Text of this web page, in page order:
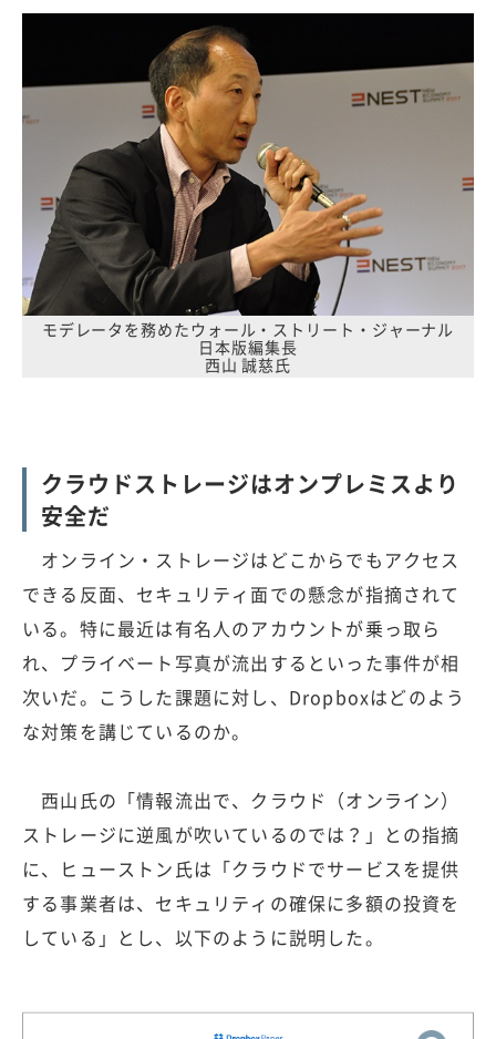
モデレータを務めたウォール・ストリート・ジャーナル
日本版編集長
西山 誠慈氏
クラウドストレージはオンプレミスより
安全だ
オンライン・ストレージはどこからでもアクセス
できる反面、セキュリティ面での懸念が指摘されて
いる。特に最近は有名人のアカウントが乗っ取ら
れ、プライベート写真が流出するといった事件が相
次いだ。こうした課題に対し、Dropboxはどのよう
な対策を講じているのか。
西山氏の「情報流出で、クラウド（オンライン）
ストレージに逆風が吹いているのでは？」との指摘
に、ヒューストン氏は「クラウドでサービスを提供
する事業者は、セキュリティの確保に多額の投資を
している」とし、以下のように説明した。